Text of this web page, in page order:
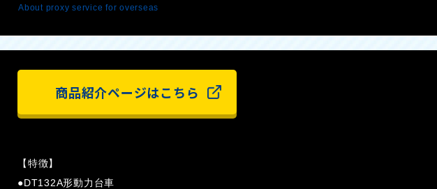
About proxy service for overseas
商品紹介ページはこちら
【特徴】
●DT132A形動力台車